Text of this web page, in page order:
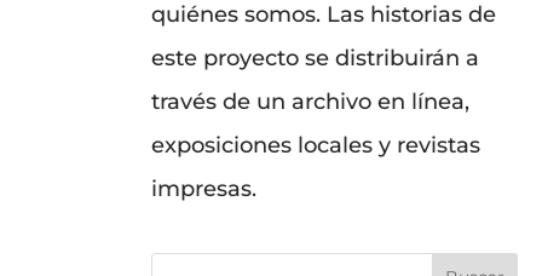
quiénes somos. Las historias de
este proyecto se distribuirán a
través de un archivo en línea,
exposiciones locales y revistas
impresas.